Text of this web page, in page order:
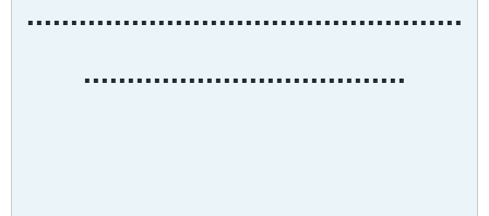
..................................................
.....................................